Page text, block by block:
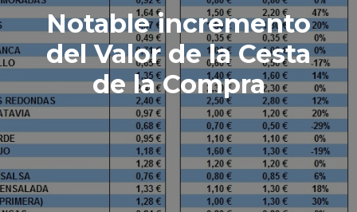
Notable incremento
del Valor de la Cesta
de la Compra